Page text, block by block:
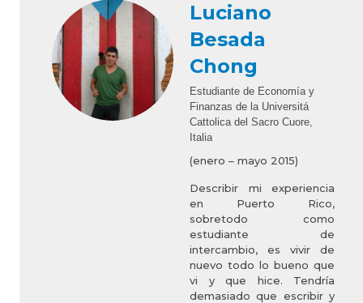
Luciano
Besada
Chong
Estudiante de Economía y
Finanzas de la Universitá
Cattolica del Sacro Cuore,
Italia
(enero – mayo 2015)
Describir mi experiencia
en Puerto Rico,
sobretodo como
estudiante de
intercambio, es vivir de
nuevo todo lo bueno que
vi y que hice. Tendría
demasiado que escribir y